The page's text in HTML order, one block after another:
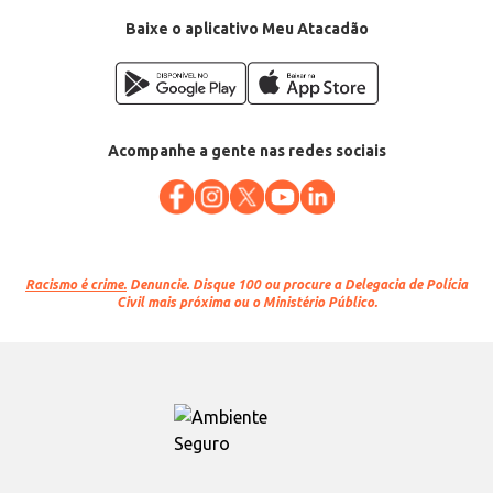
Baixe o aplicativo Meu Atacadão
Acompanhe a gente nas redes sociais
Racismo é crime. Denuncie. Disque 100 ou procure a Delegacia de Polícia
Civil mais próxima ou o Ministério Público.